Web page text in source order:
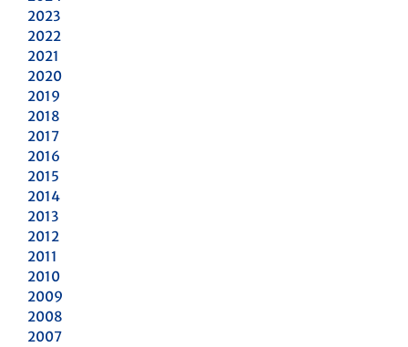
2023
2022
2021
2020
2019
2018
2017
2016
2015
2014
2013
2012
2011
2010
2009
2008
2007